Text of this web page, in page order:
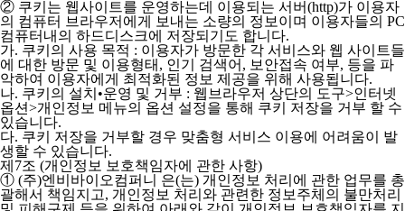
② 쿠키는 웹사이트를 운영하는데 이용되는 서버(http)가 이용자
의 컴퓨터 브라우저에게 보내는 소량의 정보이며 이용자들의 PC
컴퓨터내의 하드디스크에 저장되기도 합니다.
가. 쿠키의 사용 목적 : 이용자가 방문한 각 서비스와 웹 사이트들
에 대한 방문 및 이용형태, 인기 검색어, 보안접속 여부, 등을 파
악하여 이용자에게 최적화된 정보 제공을 위해 사용됩니다.
나. 쿠키의 설치•운영 및 거부 : 웹브라우저 상단의 도구>인터넷
옵션>개인정보 메뉴의 옵션 설정을 통해 쿠키 저장을 거부 할 수
있습니다.
다. 쿠키 저장을 거부할 경우 맞춤형 서비스 이용에 어려움이 발
생할 수 있습니다.
제7조 (개인정보 보호책임자에 관한 사항)
① (주)엔비바이오컴퍼니 은(는) 개인정보 처리에 관한 업무를 총
괄해서 책임지고, 개인정보 처리와 관련한 정보주체의 불만처리